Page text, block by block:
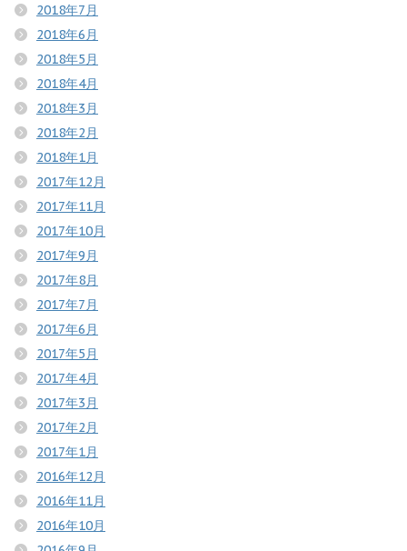
2018年7月
2018年6月
2018年5月
2018年4月
2018年3月
2018年2月
2018年1月
2017年12月
2017年11月
2017年10月
2017年9月
2017年8月
2017年7月
2017年6月
2017年5月
2017年4月
2017年3月
2017年2月
2017年1月
2016年12月
2016年11月
2016年10月